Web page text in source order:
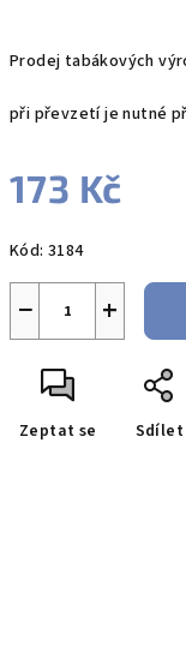
Prodej tabákových
při převzetí je nutné
173 Kč
cena:
Kód: 3184
+
−
Zeptat se Sdílet